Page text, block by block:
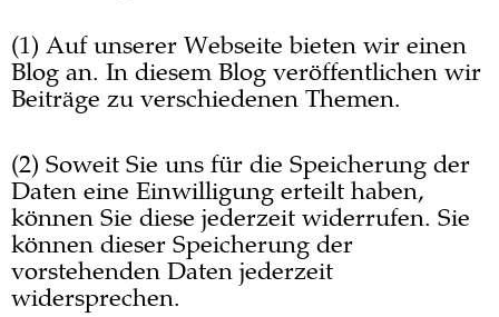
(1) Auf unserer Webseite bieten wir einen
Blog an. In diesem Blog veröffentlichen wir
Beiträge zu verschiedenen Themen.
(2) Soweit Sie uns für die Speicherung der
Daten eine Einwilligung erteilt haben,
können Sie diese jederzeit widerrufen. Sie
können dieser Speicherung der
vorstehenden Daten jederzeit
widersprechen.